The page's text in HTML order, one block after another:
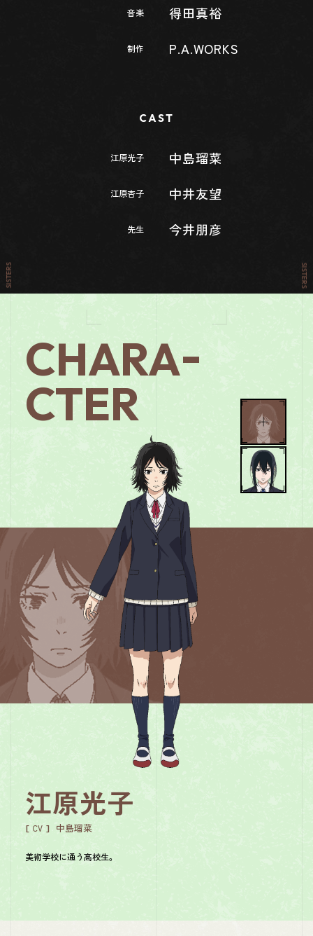
SISTERS SISTERS
音楽 得田真裕
制作 P.A.WORKS
CAST
江原光子 中島瑠菜
江原杏子 中井友望
先生 今井朋彦
CHARA-
CTER
江原光子
CV 中島瑠菜
美術学校に通う高校生。
江原杏子
CV 中井友望
光子の妹。